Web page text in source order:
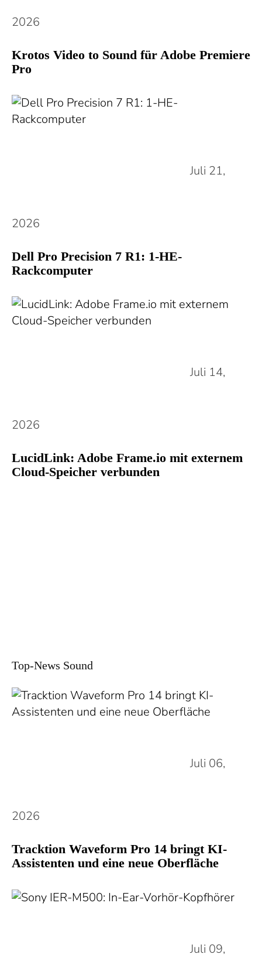
2026
Krotos Video to Sound für Adobe Premiere
Pro
Juli 21,
2026
Dell Pro Precision 7 R1: 1-HE-
Rackcomputer
Juli 14,
2026
LucidLink: Adobe Frame.io mit externem
Cloud-Speicher verbunden
Top-News Sound
Juli 06,
2026
Tracktion Waveform Pro 14 bringt KI-
Assistenten und eine neue Oberfläche
Juli 09,